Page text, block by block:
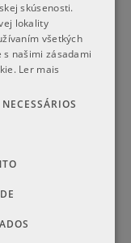
skúsenosti.
lokality
všetkých
s našimi zásadami
Ler mais